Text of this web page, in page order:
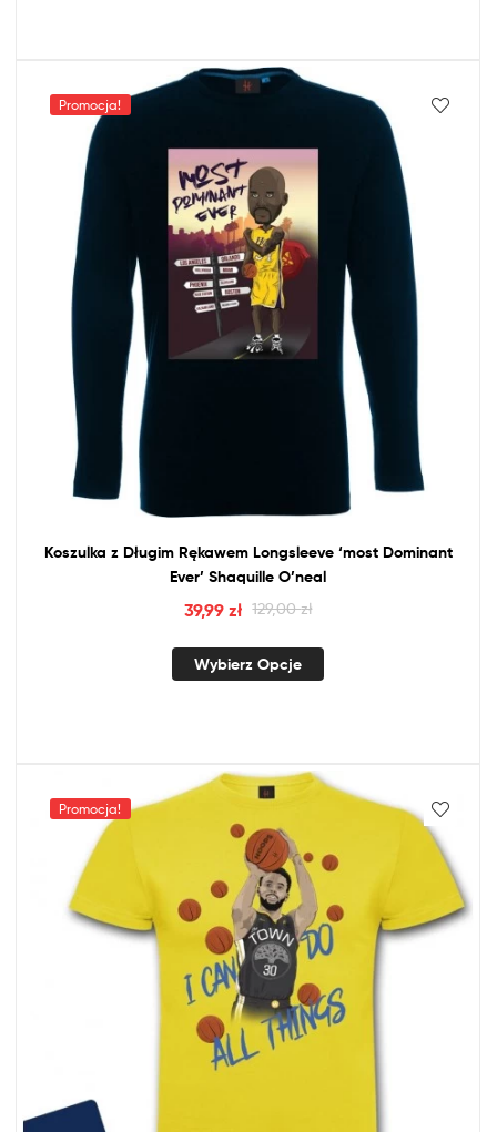
Promocja!
Koszulka zDługim Rękawem Longsleeve ‘most Dominant
Ever’ Shaquille O’neal
129,00zł
39,99 zł
Wybierz Opcje
Promocja!